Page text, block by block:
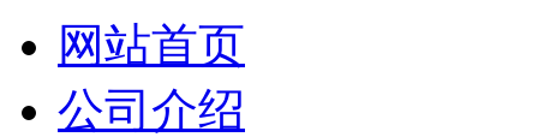
网站首页
公司介绍